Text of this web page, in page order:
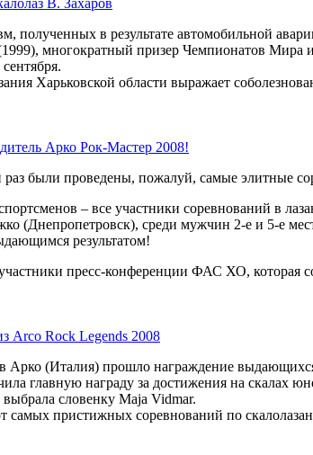
В. Захаров
полученных в результате автомобильной
многократный призер Чемпионатов Мира
Харьковской области выражает
Арко Рок-Мастер 2008!
были проведены, пожалуй, самые элитные
– все участники соревнований в
(Днепропетровск), среди мужчин 2-е и 5-е
результатом!
пресс-конференции ФАС ХО, которая
Arco Rock Legends 2008
в Арко (Италия) прошло награждение
главную награду за достижения на
выбрала словенку Maja Vidmar.
самых пристижных соревнований по